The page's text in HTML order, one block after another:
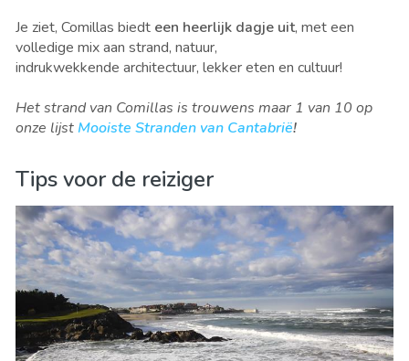
Je ziet, Comillas biedt een heerlijk dagje uit, met een
volledige mix aan strand, natuur,
indrukwekkende architectuur, lekker eten en cultuur!
Het strand van Comillas is trouwens maar 1 van 10 op
onze lijst Mooiste Stranden van Cantabrië!
Tips voor de reiziger